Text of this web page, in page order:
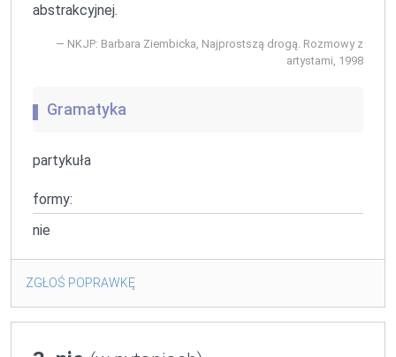
abstrakcyjnej.
NKJP: Barbara Ziembicka, Najprostszą drogą. Rozmowy z
artystami, 1998
Gramatyka
partykuła
formy:
nie
ZGŁOŚ POPRAWKĘ